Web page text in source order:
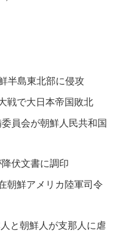
半島東北部に侵攻
戦で大日本帝国敗北
員会が朝鮮人民共和国
伏文書に調印
朝鮮アメリカ陸軍司令
と朝鮮人が支那人に虐